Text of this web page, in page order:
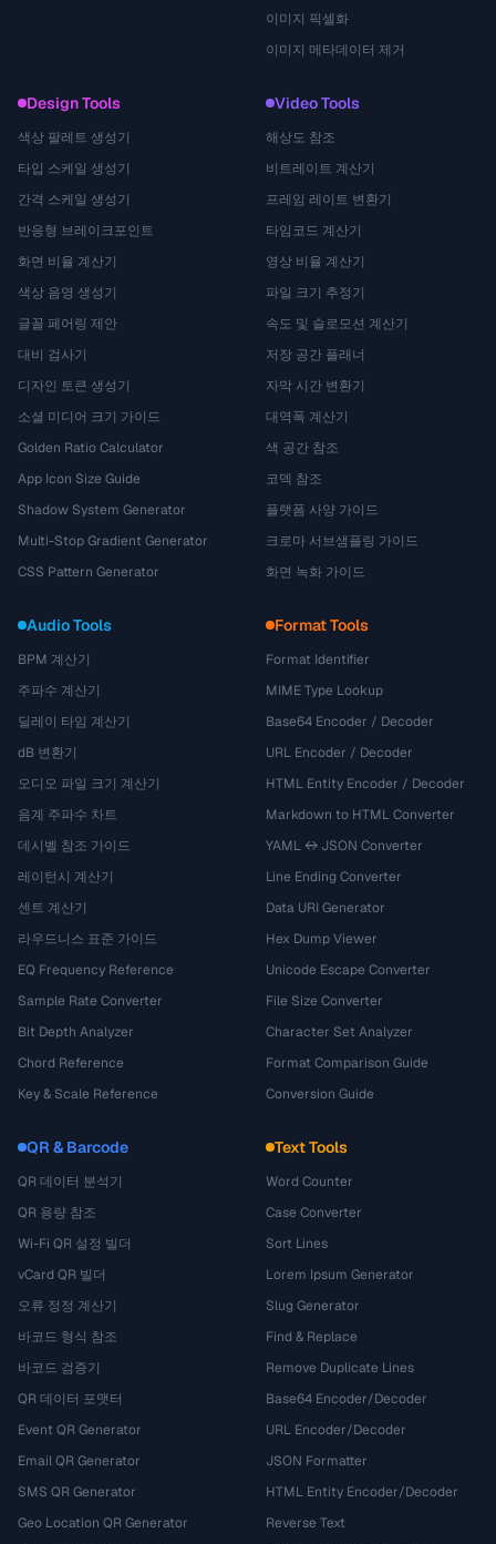
이미지 픽셀화
이미지 메타데이터 제거
Design Tools
색상 팔레트 생성기
타입 스케일 생성기
간격 스케일 생성기
반응형 브레이크포인트
화면 비율 계산기
색상 음영 생성기
글꼴 페어링 제안
대비 검사기
디자인 토큰 생성기
소셜 미디어 크기 가이드
Golden Ratio Calculator
App Icon Size Guide
Shadow System Generator
Multi-Stop Gradient Generator
CSS Pattern Generator
Video Tools
해상도 참조
비트레이트 계산기
프레임 레이트 변환기
타임코드 계산기
영상 비율 계산기
파일 크기 추정기
속도 및 슬로모션 계산기
저장 공간 플래너
자막 시간 변환기
대역폭 계산기
색 공간 참조
코덱 참조
플랫폼 사양 가이드
크로마 서브샘플링 가이드
화면 녹화 가이드
Audio Tools
BPM 계산기
주파수 계산기
딜레이 타임 계산기
dB 변환기
오디오 파일 크기 계산기
음계 주파수 차트
데시벨 참조 가이드
레이턴시 계산기
센트 계산기
라우드니스 표준 가이드
EQ Frequency Reference
Sample Rate Converter
Bit Depth Analyzer
Chord Reference
Key & Scale Reference
Format Tools
Format Identifier
MIME Type Lookup
Base64 Encoder / Decoder
URL Encoder / Decoder
HTML Entity Encoder / Decoder
Markdown to HTML Converter
YAML ↔ JSON Converter
Line Ending Converter
Data URI Generator
Hex Dump Viewer
Unicode Escape Converter
File Size Converter
Character Set Analyzer
Format Comparison Guide
Conversion Guide
QR & Barcode
QR 데이터 분석기
QR 용량 참조
Wi-Fi QR 설정 빌더
vCard QR 빌더
오류 정정 계산기
바코드 형식 참조
바코드 검증기
QR 데이터 포맷터
Event QR Generator
Email QR Generator
SMS QR Generator
Geo Location QR Generator
Text Tools
Word Counter
Case Converter
Sort Lines
Lorem Ipsum Generator
Slug Generator
Find & Replace
Remove Duplicate Lines
Base64 Encoder/Decoder
URL Encoder/Decoder
JSON Formatter
HTML Entity Encoder/Decoder
Reverse Text